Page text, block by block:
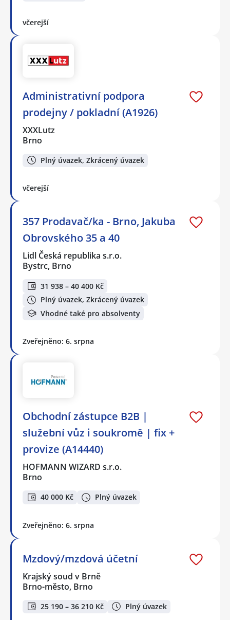
včerejší
Administrativní podpora
prodejny / pokladní (A1926)
XXXLutz
Brno
Plný úvazek, Zkrácený úvazek
včerejší
357 Prodavač/ka - Brno, Jakuba
Obrovského 35 a 40
Lidl Česká republika s.r.o.
Bystrc, Brno
31 938 – 40 400 Kč
Plný úvazek, Zkrácený úvazek
Vhodné také pro absolventy
Zveřejněno: 6. srpna
Obchodní zástupce B2B |
služební vůz i soukromě | fix +
provize (A14440)
HOFMANN WIZARD s.r.o.
Brno
40 000 Kč Plný úvazek
Zveřejněno: 6. srpna
Mzdový/mzdová účetní
Krajský soud v Brně
Brno-město, Brno
25 190 – 36 210 Kč Plný úvazek